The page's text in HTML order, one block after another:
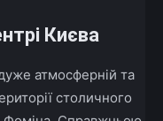
Києва
атмосферній та
столичного